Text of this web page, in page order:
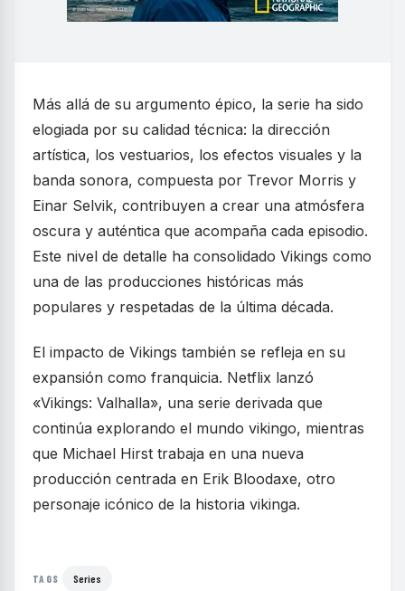
Más allá de su argumento épico, la serie ha sido
elogiada por su calidad técnica: la dirección
artística, los vestuarios, los efectos visuales y la
banda sonora, compuesta por Trevor Morris y
Einar Selvik, contribuyen a crear una atmósfera
oscura y auténtica que acompaña cada episodio.
Este nivel de detalle ha consolidado Vikings como
una de las producciones históricas más
populares y respetadas de la última década.
El impacto de Vikings también se refleja en su
expansión como franquicia. Netflix lanzó
«Vikings: Valhalla», una serie derivada que
continúa explorando el mundo vikingo, mientras
que Michael Hirst trabaja en una nueva
producción centrada en Erik Bloodaxe, otro
personaje icónico de la historia vikinga.
TAGS Series